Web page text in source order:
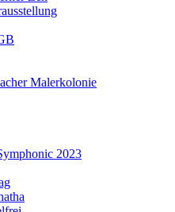
Malerkolonie
2023